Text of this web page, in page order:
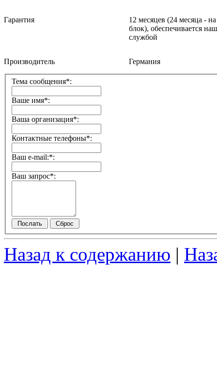
Гарантия 12 месяцев (24 месяца -
блок), обеспечивается
службой
Производитель Германия
Тема сообщения*:
Ваше имя*:
Ваша организация*:
Контактные телефоны*:
Ваш e-mail:*:
Ваш запрос*:
Назад к содержанию |